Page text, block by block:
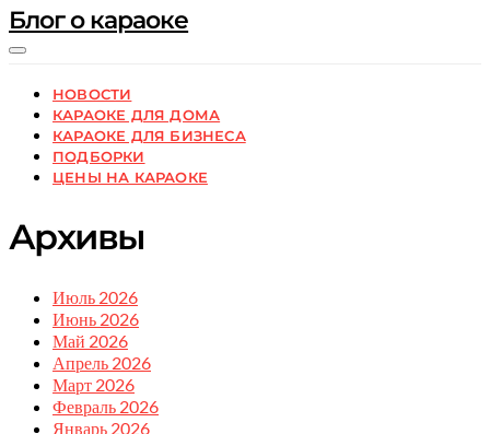
Блог о караоке
НОВОСТИ
КАРАОКЕ ДЛЯ ДОМА
КАРАОКЕ ДЛЯ БИЗНЕСА
ПОДБОРКИ
ЦЕНЫ НА КАРАОКЕ
Архивы
Июль 2026
Июнь 2026
Май 2026
Апрель 2026
Март 2026
Февраль 2026
Январь 2026